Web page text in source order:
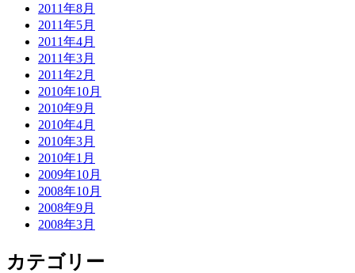
2011年8月
2011年5月
2011年4月
2011年3月
2011年2月
2010年10月
2010年9月
2010年4月
2010年3月
2010年1月
2009年10月
2008年10月
2008年9月
2008年3月
カテゴリー